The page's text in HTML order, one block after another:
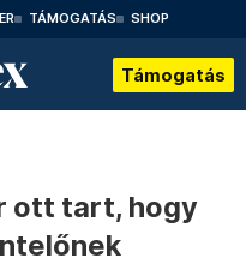
TÁMOGATÁS SHOP
Támogatás
ott tart, hogy